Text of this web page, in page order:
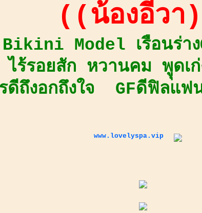
((น้องอีวา
Bikini Model เรือนร่
ร้รอยสัก หวานคม พูุดเก่
ดีถึงอกถึงใจ GFดีฟิลแฟน
www.lovelyspa.vip